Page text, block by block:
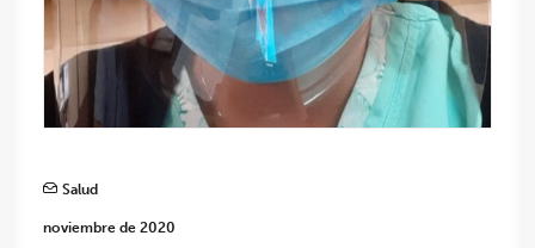
Salud
noviembre de 2020